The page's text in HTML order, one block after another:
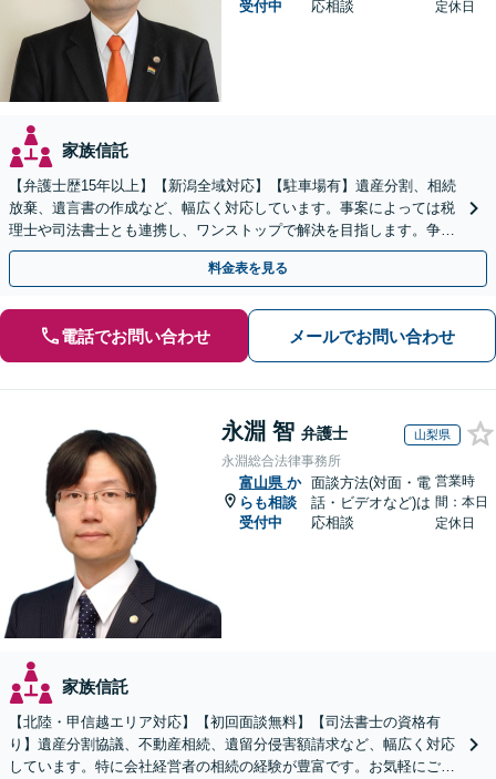
受付中
応相談
定休日
家族信託
【弁護士歴15年以上】【新潟全域対応】【駐車場有】遺産分割、相続
放棄、遺言書の作成など、幅広く対応しています。事案によっては税
理士や司法書士とも連携し、ワンストップで解決を目指します。争い
を防ぐためにもぜひご相談ください。【分割払い可】
料金表を見る
電話でお問い合わせ メールでお問い合わせ
永淵 智 弁護士 山梨県
永淵総合法律事務所
富山県 か
らも相談
受付中
面談方法(対面・電
話・ビデオなど)は
応相談
営業時
間：本日
定休日
家族信託
【北陸・甲信越エリア対応】【初回面談無料】【司法書士の資格有
り】遺産分割協議、不動産相続、遺留分侵害額請求など、幅広く対応
しています。特に会社経営者の相続の経験が豊富です。お気軽にご相